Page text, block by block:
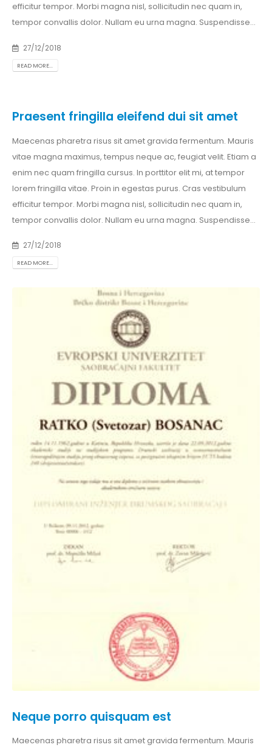
efficitur tempor. Morbi magna nisl, sollicitudin nec quam in,
tempor convallis dolor. Nullam eu urna magna. Suspendisse…
27/12/2018
READ MORE...
Praesent fringilla eleifend dui sit amet
Maecenas pharetra risus sit amet gravida fermentum. Mauris
vitae magna maximus, tempus neque ac, feugiat velit. Etiam a
enim nec quam fringilla cursus. In porttitor elit mi, at tempor
lorem fringilla vitae. Proin in egestas purus. Cras vestibulum
efficitur tempor. Morbi magna nisl, sollicitudin nec quam in,
tempor convallis dolor. Nullam eu urna magna. Suspendisse…
27/12/2018
READ MORE...
Neque porro quisquam est
Maecenas pharetra risus sit amet gravida fermentum. Mauris